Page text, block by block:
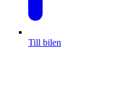
Till bilen